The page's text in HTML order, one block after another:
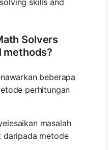
Solvers
methods?
beberapa
perhitungan
masalah
daripada metode